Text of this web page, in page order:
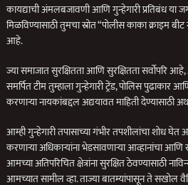
कायद्याची अंमलबजावणी आणि गुन्हेगारी प्रतिबंध या
मिळविण्यासाठी तुमचा स्रोत “पोलीस काका क्राइम
आहे.
ज्या समाजात सुरक्षितता आणि सुरक्षितता सर्वोपरि
समर्पित टीम तुम्हाला गुन्हेगारी ट्रेंड, पोलिस
करणार्‍या नायकांबद्दल अद्ययावत माहिती
आम्ही गुन्हेगारी तपासाच्या गंभीर तपशीलांचा शोध
करणार्‍या अधिकार्‍यांना भेडसावणार्‍या आव्हानांचा
आमच्या अतिपरिचित क्षेत्रांना सुरक्षित ठेवण्यासाठी
आमच्यात सामील व्हा. ताज्या बातम्यांपासून ते सखोल